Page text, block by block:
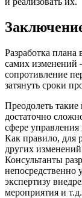
Разработка
самих изменений
сопротивление
затянуть сроки
Преодолеть
достаточно
сфере
Как правило, для
других
Консультанты
непосредственно
экспертизу
мероприятия и т.д.